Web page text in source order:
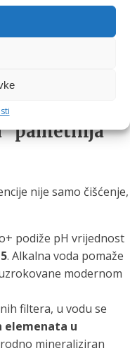
do nevjerojatnih
potpunu
"pametnija"
nije samo čišćenje,
podiže pH vrijednost
. Alkalna voda pomaže
modernom
filtera, u vodu se
elemenata u
mineraliziran